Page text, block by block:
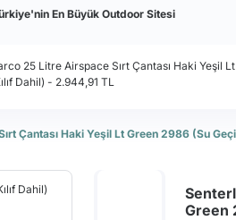
En Büyük Outdoor Sitesi
Çantası Haki Yeşil Lt Green 2986 (Su
Green